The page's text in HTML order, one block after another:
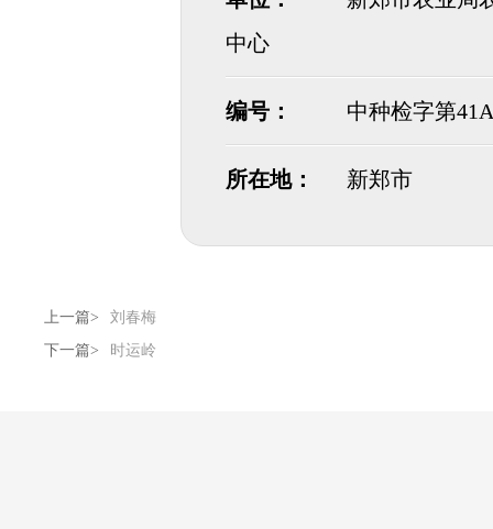
中心
编号： 中种检字第
所在地： 新郑市
上一篇>
刘春梅
下一篇>
时运岭